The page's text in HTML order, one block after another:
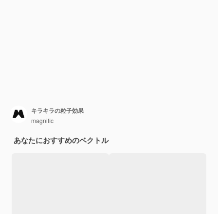
キラキラの粒子効果
magnific
あなたにおすすめのベクトル